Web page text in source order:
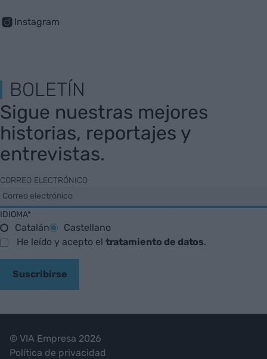
Instagram
BOLETÍN
Sigue nuestras mejores
historias, reportajes y
entrevistas.
CORREO ELECTRÓNICO
IDIOMA*
Catalán
Castellano
He leído y acepto el tratamiento de datos.
Suscribirse
© VIA Empresa 2026
Política de privacidad